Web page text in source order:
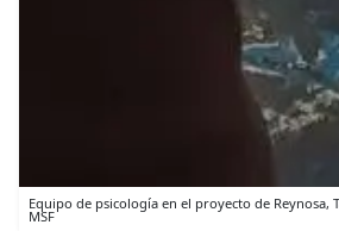
Equipo de psicología en el proyecto de Reynosa,
MSF